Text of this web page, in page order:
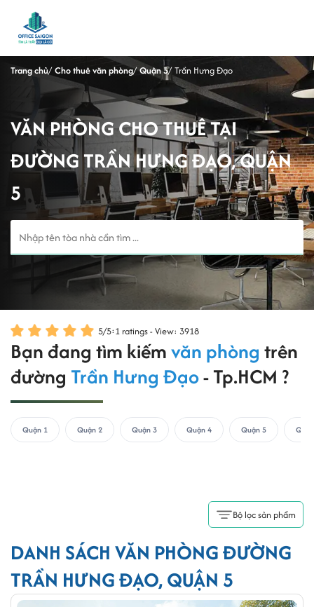
Trang chủ Cho thuê văn phòng Quận 5 Trần Hưng Đạo
VĂN PHÒNG CHO THUÊ TẠI
ĐƯỜNG TRẦN HƯNG ĐẠO, QUẬN
5
5/5:1 ratings - View: 3918
Bạn đang tìm kiếmvăn phòng trên
đường Trần Hưng Đạo- Tp.HCM ?
Quận 1 Quận 2 Quận 3 Quận 4 Quận 5
Bộ lọc sản phẩm
DANH SÁCH VĂN PHÒNG ĐƯỜNG
TRẦN HƯNG ĐẠO, QUẬN 5